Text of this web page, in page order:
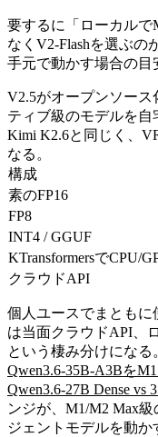
要するに「ローカル
なくV2-Flashを選ぶの
手元で動かす場合の目
V2.5がオープンソース
ティブ級のモデルを自
Kimi K2.6と同じく、
なる。
構成
素のFP16
FP8
INT4 / GGUF
KTransformersでCPU/
クラウドAPI
個人ユースでまともに
は当面クラウドAPI、
という棲み分けになる
Qwen3.6-35B-A3Bを
Qwen3.6-27B Dense
ンジが、M1/M2 Max
ジェントモデルを動